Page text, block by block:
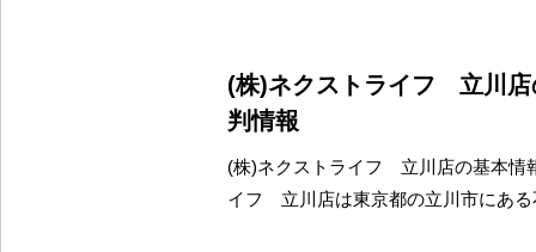
(株)ネクストライフ 立川店
判情報
(株)ネクストライフ 立川店の基本情
イフ 立川店は東京都の立川市にある